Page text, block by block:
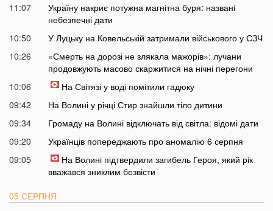
11:07
Україну накриє потужна магнітна буря: названі
небезпечні дати
10:50
У Луцьку на Ковельській затримали військового у СЗЧ
10:26
«Смерть на дорозі не злякала мажорів»: лучани
продовжують масово скаржитися на нічні перегони
10:06
На Світязі у воді помітили гадюку
09:42
На Волині у річці Стир знайшли тіло дитини
09:34
Громаду на Волині відключать від світла: відомі дати
09:20
Українців попереджають про аномалію 6 серпня
09:05
На Волині підтвердили загибель Героя, який рік
вважався зниклим безвісти
05 СЕРПНЯ